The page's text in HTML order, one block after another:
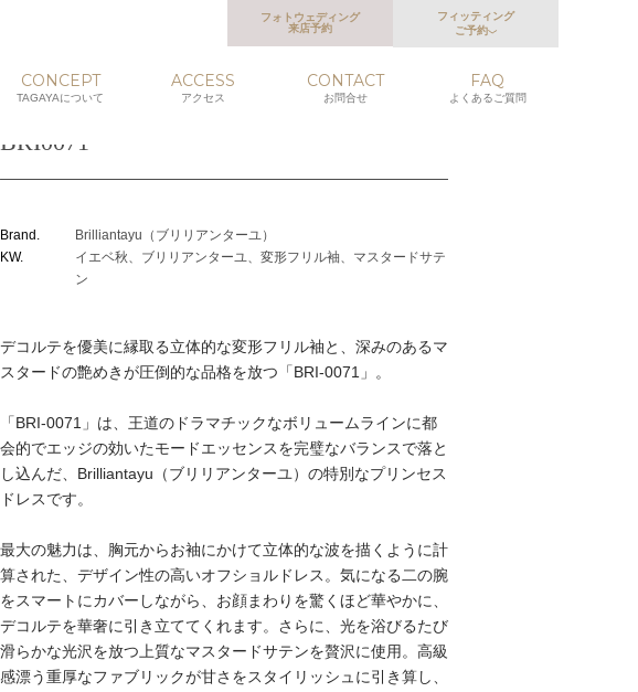
フィッティング
ご予約
フォトウェディング
来店予約
CONCEPT
TAGAYAについて
ACCESS
アクセス
CONTACT
お問合せ
FAQ
よくあるご質問
BRI0071
Brand.
KW.
Brilliantayu（ブリリアンターユ）
イエベ秋、ブリリアンターユ、変形フリル袖、マスタードサテ
ン
デコルテを優美に縁取る立体的な変形フリル袖と、深みのあるマ
スタードの艶めきが圧倒的な品格を放つ「BRI-0071」。
「BRI-0071」は、王道のドラマチックなボリュームラインに都
会的でエッジの効いたモードエッセンスを完璧なバランスで落と
し込んだ、Brilliantayu（ブリリアンターユ）の特別なプリンセス
ドレスです。
最大の魅力は、胸元からお袖にかけて立体的な波を描くように計
算された、デザイン性の高いオフショルドレス。気になる二の腕
をスマートにカバーしながら、お顔まわりを驚くほど華やかに、
デコルテを華奢に引き立ててくれます。さらに、光を浴びるたび
滑らかな光沢を放つ上質なマスタードサテンを贅沢に使用。高級
感漂う重厚なファブリックが甘さをスタイリッシュに引き算し、